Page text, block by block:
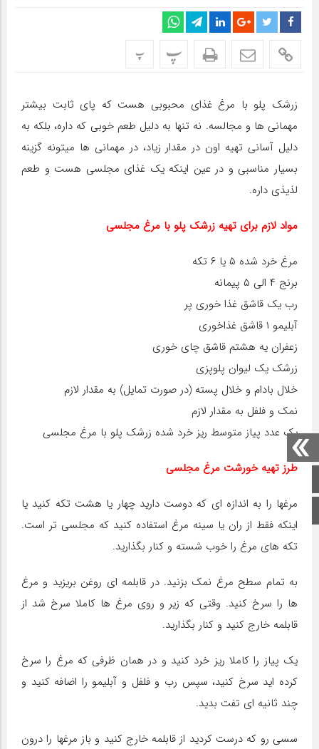
صفحه اصلی
اینستاگرام
پ پ
زرشک پلو با مرغ غذای محبوبی هست که پای ثابت بیشتر
مهمانی ها و مجالسه. نه تنها به دلیل طعم خوبی که داره، بلکه به
دلیل آسانی تهیه اون در مقدار زیاد، در مهمانی ها میتونه گزینه
بسیار مناسبی و در عین اینکه یک غذای مجلسی هست و طعم
لذیذی داره.
مواد لازم برای تهیه زرشک پلو با مرغ مجلسی
مرغ خرد شده ۵ یا ۶ تکه
برنج ۴ الی ۵ پیمانه
رب یک قاشق غذا خوری پر
آبلیمو ۱ قاشق غذاخوری
زعفران یه هشتم قاشق چای خوری
زرشک یک لیوان پلوپزی
خلال بادام و خلال پسته (در صورت تمایل) به مقدار لازم
نمک و فلفل به مقدار لازم
یک عدد پیاز متوسط ریز خرد شده زرشک پلو با مرغ مجلسی
طرز تهیه خورشت مرغ مجلسی
مرغها را به اندازه ای که دوست دارید چهار یا هشت تکه کنید یا
اینکه فقط از ران یا سینه مرغ استفاده کنید که مجلسی تر است.
تکه های مرغ را خوب شسته و کنار بگذارید.
به تمام سطح مرغ نمک بزنید. در قابلمه ای روغن بریزید و مرغ
ها را سرخ کنید. وقتی که زیر و روی مرغ ها کاملا سرخ شد از
قابلمه خارج کنید و کنار بگذارید.
یک پیاز را کاملا ریز خرد کنید و در همان ظرفی که مرغ را سرخ
کرده اید سرخ کنید، سپس رب و فلفل و آبلیمو را اضافه کنید و
چند ثانیه ای تفت بدید.
سسی رو که درست کردید از قابلمه خارج کنید و باز مرغها را درون